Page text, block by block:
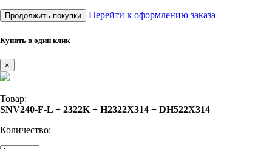
Продолжить покупки Перейти к оформлению заказа
Купить в один клик
×
Товар:
SNV240-F-L + 2322K + H2322X314 + DH522X314
Количество: